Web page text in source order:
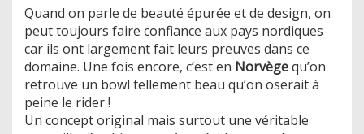
Quand on parle de beauté épurée et de design, on
peut toujours faire confiance aux pays nordiques
car ils ont largement fait leurs preuves dans ce
domaine. Une fois encore, c’est en Norvègequ’on
retrouve un bowl tellement beau qu’on oserait à
peine le rider !
Un concept original mais surtout une véritable